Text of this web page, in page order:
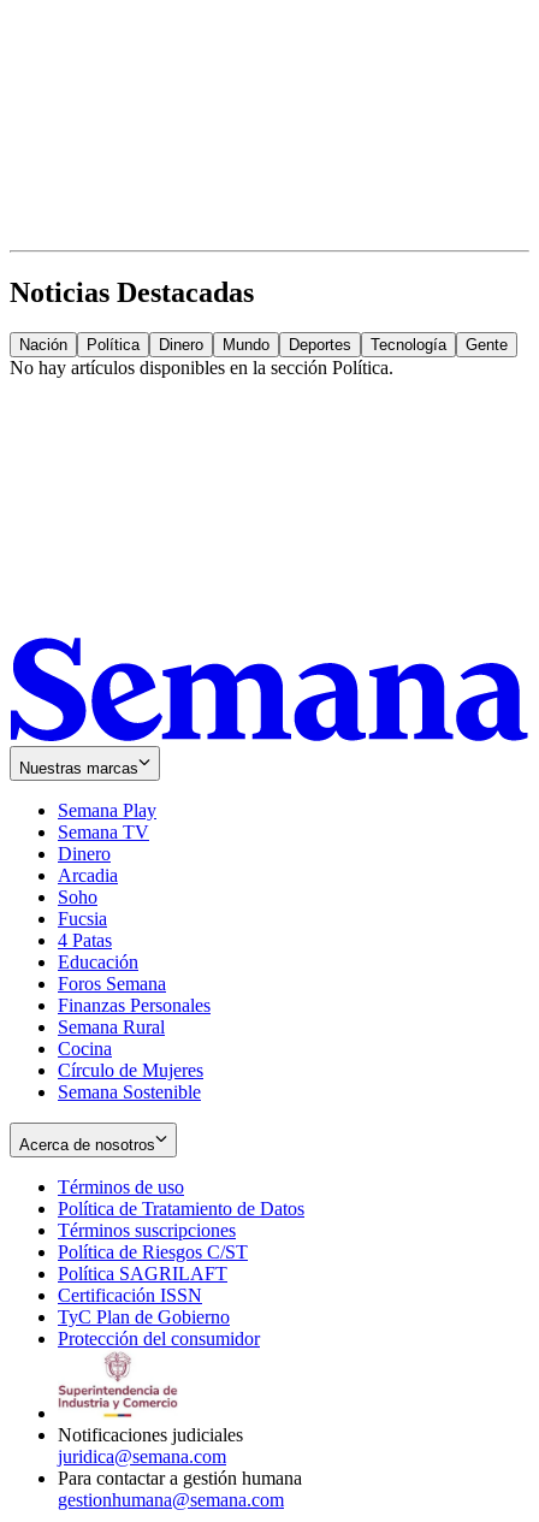
Noticias Destacadas
Nación Política Dinero Mundo Deportes Tecnología Gente
No hay artículos disponibles en la sección Política.
Nuestras marcas
Semana Play
Semana TV
Dinero
Arcadia
Soho
in
new
window
Fucsia
in
new
window
4 Patas
Educación
Foros Semana
Finanzas Personales
Semana Rural
Cocina
Círculo de Mujeres
Semana Sostenible
Acerca de nosotros
Términos de uso
in
new
window
Política de Tratamiento de Datos
Términos suscripciones
in
Política de Riesgos C/ST
Política SAGRILAFT
new
window
Certificación ISSN
in
new
TyC Plan de Gobierno
in
Protección del consumidorOpens
Notificaciones judiciales
juridica@semana.com
Para contactar a gestión humana
gestionhumana@semana.com